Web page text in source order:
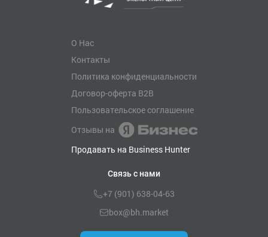
О Нас
Контакты
Политика конфиденциальности
Договор-оферта B2B
Пользовательское соглашение
Отзывы на
Продавать на Business Hunter
Связь с нами
+7 (901) 638-04-63
box@bh.market